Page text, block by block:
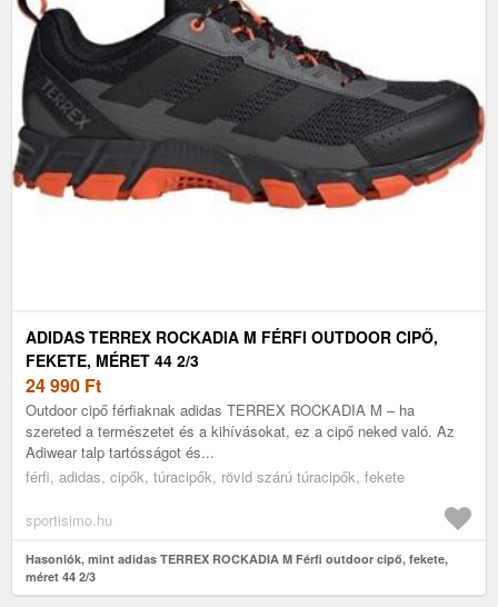
ADIDAS TERREX ROCKADIA M FÉRFI OUTDOOR CIPŐ,
FEKETE, MÉRET 44 2/3
24 990 Ft
Outdoor cipő férfiaknak adidas TERREX ROCKADIA M – ha
szereted a természetet és a kihívásokat, ez a cipő neked való. Az
Adiwear talp tartósságot és...
férfi, adidas, cipők, túracipők, rövid szárú túracipők, fekete
sportisimo.hu
Hasonlók, mint adidas TERREX ROCKADIA M Férfi outdoor cipő, fekete,
méret 44 2/3